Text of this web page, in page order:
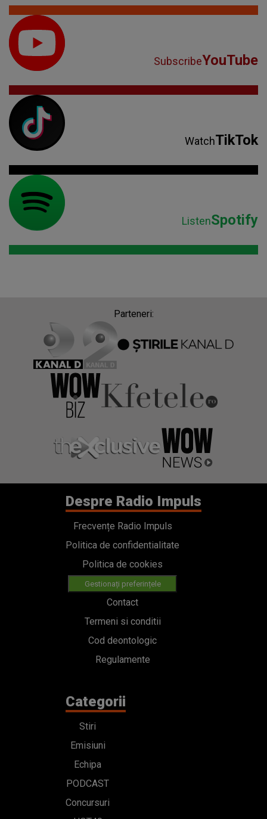
SubscribeYouTube
WatchTikTok
ListenSpotify
Parteneri:
Despre Radio Impuls
Frecvențe Radio Impuls
Politica de confidentialitate
Politica de cookies
Gestionați preferințele
Contact
Termeni si conditii
Cod deontologic
Regulamente
Categorii
Stiri
Emisiuni
Echipa
PODCAST
Concursuri